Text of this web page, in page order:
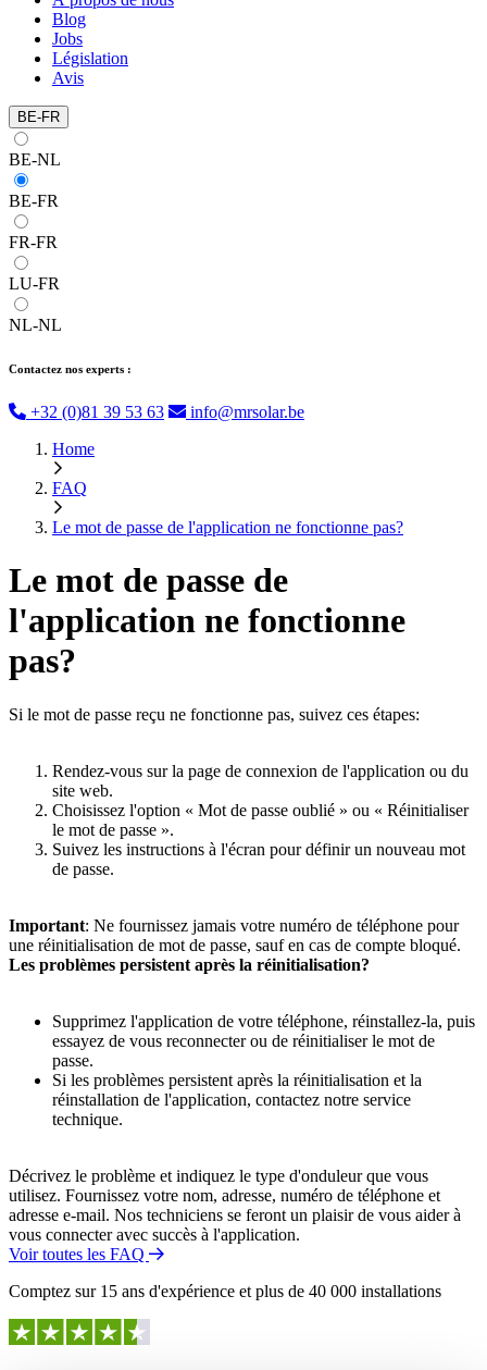
Blog
Jobs
Législation
Avis
BE-FR
BE-NL
BE-FR
FR-FR
LU-FR
NL-NL
Contactez nos experts :
+32 (0)81 39 53 63
info@mrsolar.be
Home
FAQ
Le mot de passe de l'application ne fonctionne pas?
Le mot de passe de
l'application ne fonctionne
pas?
Si le mot de passe reçu ne fonctionne pas, suivez ces étapes:
Rendez-vous sur la page de connexion de l'application ou du
site web.
Choisissez l'option « Mot de passe oublié » ou « Réinitialiser
le mot de passe ».
Suivez les instructions à l'écran pour définir un nouveau mot
de passe.
Important: Ne fournissez jamais votre numéro de téléphone pour
une réinitialisation de mot de passe, sauf en cas de compte bloqué.
Les problèmes persistent après la réinitialisation?
Supprimez l'application de votre téléphone, réinstallez-la, puis
essayez de vous reconnecter ou de réinitialiser le mot de
passe.
Si les problèmes persistent après la réinitialisation et la
réinstallation de l'application, contactez notre service
technique.
Décrivez le problème et indiquez le type d'onduleur que vous
utilisez. Fournissez votre nom, adresse, numéro de téléphone et
adresse e-mail. Nos techniciens se feront un plaisir de vous aider à
vous connecter avec succès à l'application.
Voir toutes les FAQ
Comptez sur 15 ans d'expérience et plus de 40 000 installations